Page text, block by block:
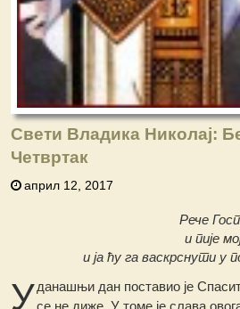
Свети Владика Николај:
Четвртак
април 12, 2017
Рече
и пије
и ја ћу га васкрснути у
Уданашњи дан поставио је
се не диже. У томе је слава